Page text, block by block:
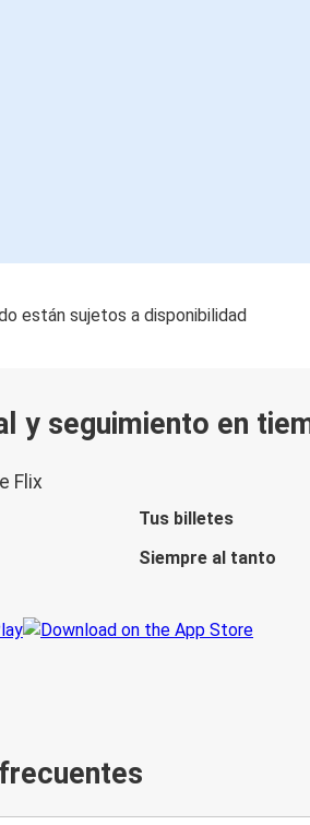
están sujetos a disponibilidad
y seguimiento en
Flix
Tus billetes
Siempre al tanto